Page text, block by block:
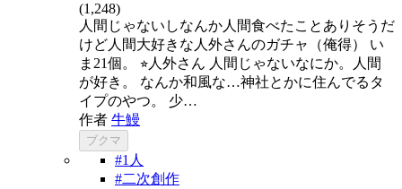
(1,248)
人間じゃないしなんか人間食べたことありそうだ
けど人間大好きな人外さんのガチャ（俺得） い
ま21個。 ⭐︎人外さん 人間じゃないなにか。人間
が好き。 なんか和風な…神社とかに住んでるタ
イプのやつ。 少…
作者 牛鰻
ブクマ
#1人
#二次創作